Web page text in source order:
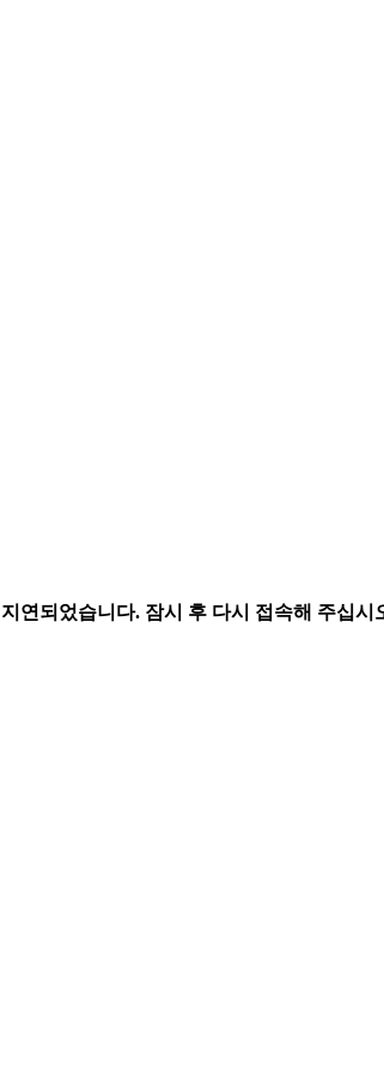
연되었습니다. 잠시 후 다시 접속해 주십시